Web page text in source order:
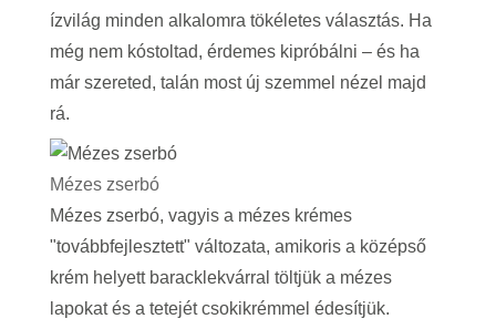
ízvilág minden alkalomra tökéletes választás. Ha
még nem kóstoltad, érdemes kipróbálni – és ha
már szereted, talán most új szemmel nézel majd
rá.
Mézes zserbó
Mézes zserbó, vagyis a mézes krémes
"továbbfejlesztett" változata, amikoris a középső
krém helyett baracklekvárral töltjük a mézes
lapokat és a tetejét csokikrémmel édesítjük.